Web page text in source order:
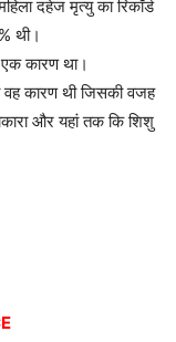
दहेज मृत्यु का रिकॉर्ड
थी।
कारण था।
वह कारण थी जिसकी वजह
और यहां तक ​​कि शिशु